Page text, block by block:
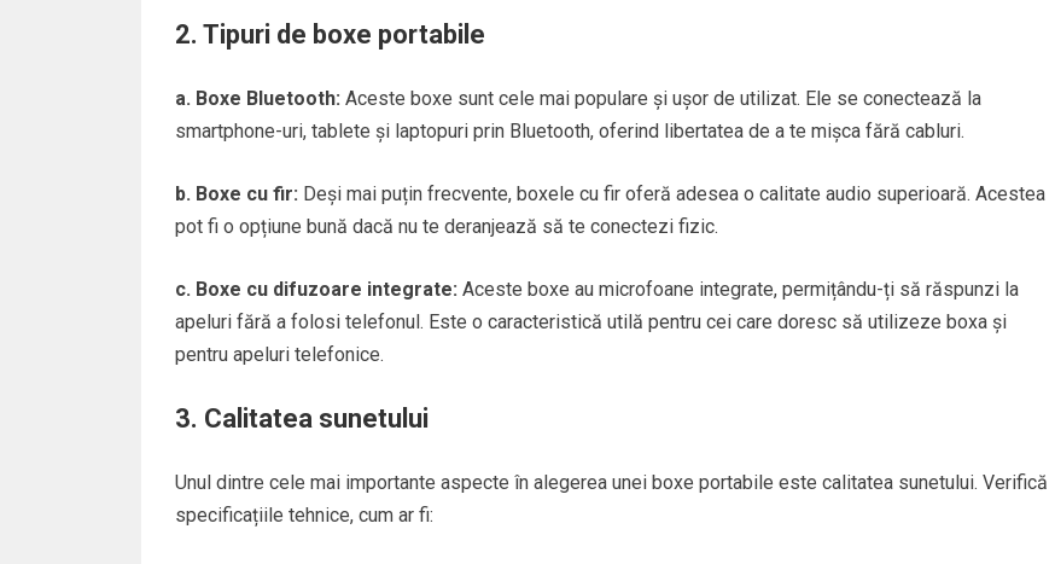
2. Tipuri de boxe portabile
a. Boxe Bluetooth: Aceste boxe sunt cele mai populare și ușor de utilizat. Ele se conectează la
smartphone-uri, tablete și laptopuri prin Bluetooth, oferind libertatea de a te mișca fără cabluri.
b. Boxe cu fir: Deși mai puțin frecvente, boxele cu fir oferă adesea o calitate audio superioară. Acestea
pot fi o opțiune bună dacă nu te deranjează să te conectezi fizic.
c. Boxe cu difuzoare integrate: Aceste boxe au microfoane integrate, permițându-ți să răspunzi la
apeluri fără a folosi telefonul. Este o caracteristică utilă pentru cei care doresc să utilizeze boxa și
pentru apeluri telefonice.
3. Calitatea sunetului
Unul dintre cele mai importante aspecte în alegerea unei boxe portabile este calitatea sunetului. Verifică
specificațiile tehnice, cum ar fi: